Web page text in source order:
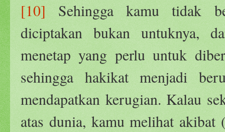
[10] Sehingga kamu tidak
diciptakan bukan untuknya,
menetap yang perlu untuk
sehingga hakikat menjadi
mendapatkan kerugian. Kalau
atas dunia, kamu melihat akibat